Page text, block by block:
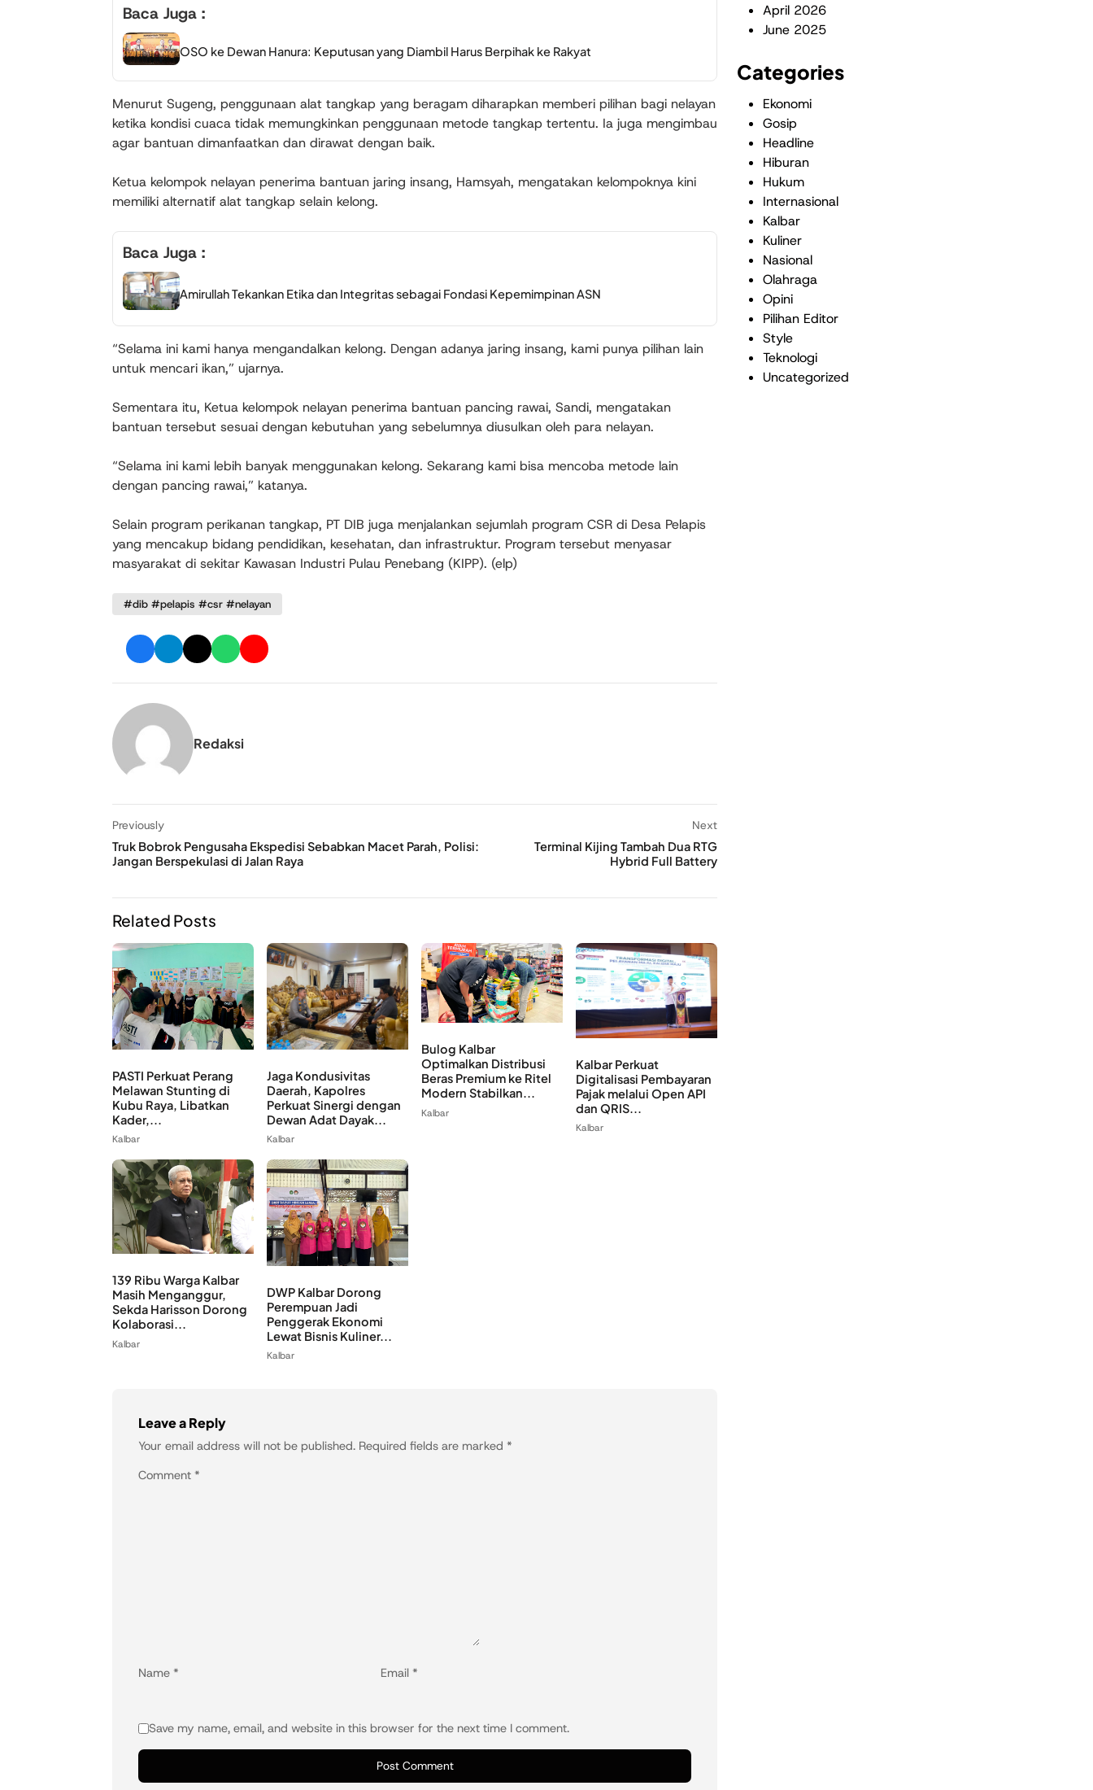
Baca Juga :
OSO ke Dewan Hanura: Keputusan yang Diambil Harus Berpihak ke Rakyat
Menurut Sugeng, penggunaan alat tangkap yang beragam diharapkan memberi pilihan bagi nelayan
ketika kondisi cuaca tidak memungkinkan penggunaan metode tangkap tertentu. Ia juga mengimbau
agar bantuan dimanfaatkan dan dirawat dengan baik.
Ketua kelompok nelayan penerima bantuan jaring insang, Hamsyah, mengatakan kelompoknya kini
memiliki alternatif alat tangkap selain kelong.
Baca Juga :
Amirullah Tekankan Etika dan Integritas sebagai Fondasi Kepemimpinan ASN
“Selama ini kami hanya mengandalkan kelong. Dengan adanya jaring insang, kami punya pilihan lain
untuk mencari ikan,” ujarnya.
Sementara itu, Ketua kelompok nelayan penerima bantuan pancing rawai, Sandi, mengatakan
bantuan tersebut sesuai dengan kebutuhan yang sebelumnya diusulkan oleh para nelayan.
“Selama ini kami lebih banyak menggunakan kelong. Sekarang kami bisa mencoba metode lain
dengan pancing rawai,” katanya.
Selain program perikanan tangkap, PT DIB juga menjalankan sejumlah program CSR di Desa Pelapis
yang mencakup bidang pendidikan, kesehatan, dan infrastruktur. Program tersebut menyasar
masyarakat di sekitar Kawasan Industri Pulau Penebang (KIPP). (elp)
#dib #pelapis #csr #nelayan
Redaksi
Previously
Truk Bobrok Pengusaha Ekspedisi Sebabkan Macet Parah, Polisi:
Jangan Berspekulasi di Jalan Raya
Next
Terminal Kijing Tambah Dua RTG
Hybrid Full Battery
Related Posts
PASTI Perkuat Perang
Melawan Stunting di
Kubu Raya, Libatkan
Kader,...
Kalbar
Jaga Kondusivitas
Daerah, Kapolres
Perkuat Sinergi dengan
Dewan Adat Dayak...
Kalbar
Bulog Kalbar
Optimalkan Distribusi
Beras Premium ke Ritel
Modern Stabilkan...
Kalbar
Kalbar Perkuat
Digitalisasi Pembayaran
Pajak melalui Open API
dan QRIS...
Kalbar
139 Ribu Warga Kalbar
Masih Menganggur,
Sekda Harisson Dorong
Kolaborasi...
Kalbar
DWP Kalbar Dorong
Perempuan Jadi
Penggerak Ekonomi
Lewat Bisnis Kuliner...
Kalbar
Leave a Reply
Your email address will not be published. Required fields are marked *
Comment *
Name * Email *
Save my name, email, and website in this browser for the next time I comment.
April 2026
June 2025
Categories
Ekonomi
Gosip
Headline
Hiburan
Hukum
Internasional
Kalbar
Kuliner
Nasional
Olahraga
Opini
Pilihan Editor
Style
Teknologi
Uncategorized